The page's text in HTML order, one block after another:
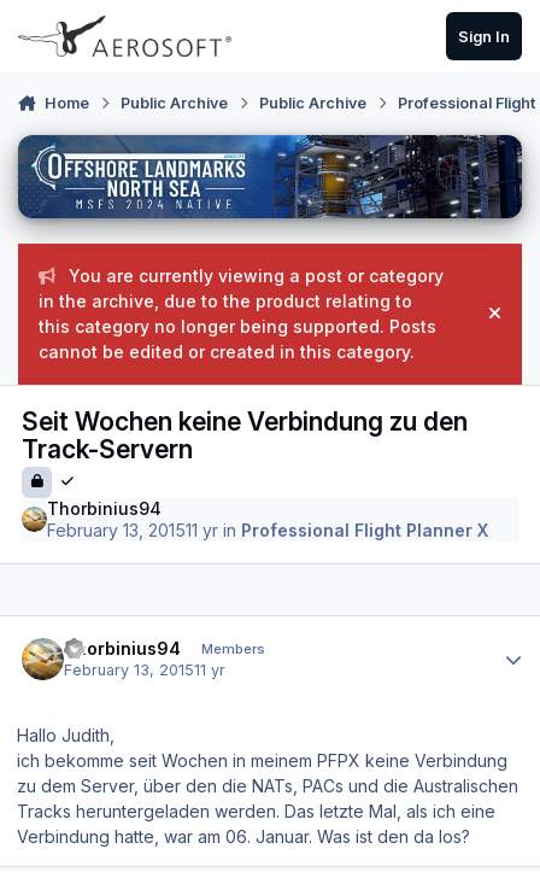
Skip to content
Sign In
Home Public Archive Public Archive Professional Flight
You are currently viewing a post or category
in the archive, due to the product relating to
this category no longer being supported. Posts
cannot be edited or created in this category.
Hide
Seit Wochen keine Verbindung zu den
Track-Servern
Thorbinius94
February 13, 201511 yr in Professional Flight Planner X
Thorbinius94 Members
February 13, 201511 yr
Hallo Judith,
ich bekomme seit Wochen in meinem PFPX keine Verbindung
zu dem Server, über den die NATs, PACs und die Australischen
Tracks heruntergeladen werden. Das letzte Mal, als ich eine
Verbindung hatte, war am 06. Januar. Was ist den da los?